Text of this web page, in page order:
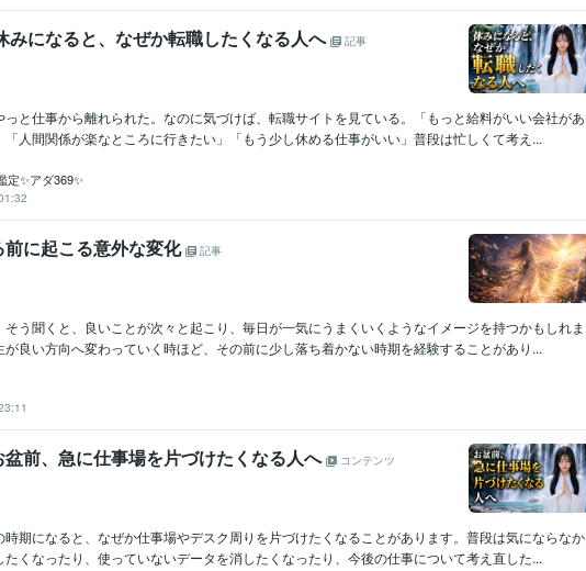
みになると、なぜか転職したくなる人へ 記事
っと仕事から離れられた。なのに気づけば、転職サイトを見ている。「もっと給料がいい会社があ
人間関係が楽なところに行きたい」「もう少し休める仕事がいい」普段は忙しくて考え...
定✨アダ369✨
に起こる意外な変化 記事
う聞くと、良いことが次々と起こり、毎日が一気にうまくいくようなイメージを持つかもしれま
良い方向へ変わっていく時ほど、その前に少し落ち着かない時期を経験することがあり...
前、急に仕事場を片づけたくなる人へ コンテンツ
時期になると、なぜか仕事場やデスク周りを片づけたくなることがあります。普段は気にならなか
くなったり、使っていないデータを消したくなったり、今後の仕事について考え直した...